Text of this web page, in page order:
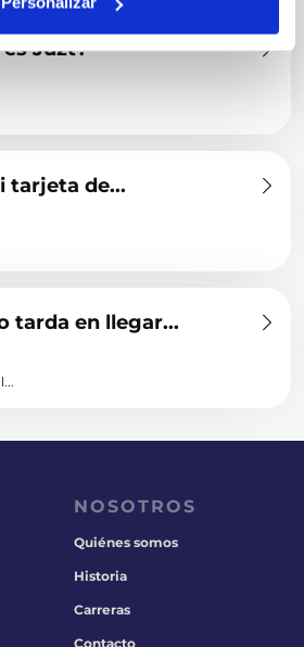
Juzt?
tarjeta de...
tarda en llegar...
NOSOTROS
Quiénes somos
Historia
Carreras
Contacto